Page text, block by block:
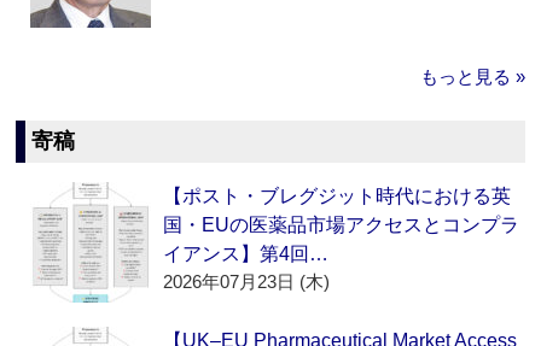
もっと見る »
寄稿
【ポスト・ブレグジット時代における英
国・EUの医薬品市場アクセスとコンプラ
イアンス】第4回…
2026年07月23日 (木)
【UK–EU Pharmaceutical Market Access